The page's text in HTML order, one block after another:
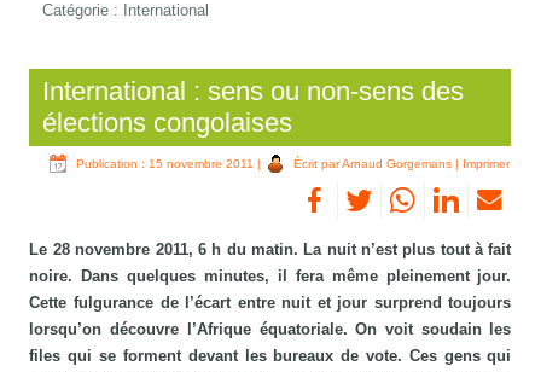
Catégorie : International
International : sens ou non-sens des
élections congolaises
Publication : 15 novembre 2011 | Écrit par Arnaud Gorgemans | Imprimer
Le 28 novembre 2011, 6 h du matin. La nuit n’est plus tout à fait
noire. Dans quelques minutes, il fera même pleinement jour.
Cette fulgurance de l’écart entre nuit et jour surprend toujours
lorsqu’on découvre l’Afrique équatoriale. On voit soudain les
files qui se forment devant les bureaux de vote. Ces gens qui